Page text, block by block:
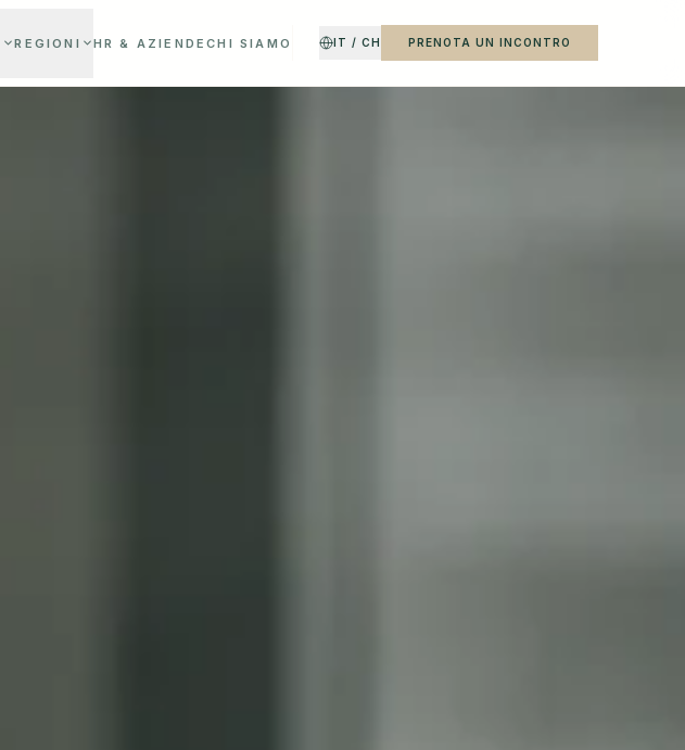
REGIONI HR & AZIENDECHI SIAMO IT / CH PRENOTA UN INCONTRO